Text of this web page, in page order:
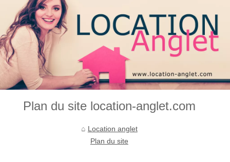
Plan du site location-anglet.com
Location anglet
Plan du site